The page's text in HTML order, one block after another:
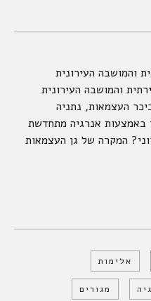
והמושבה העירונית
והמושבה העירונית
העצמאות, נתניה
באמצעות אנרגיה מתחדשת
המקרה של גן העצמאות
אלימות
מגורים